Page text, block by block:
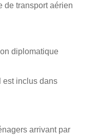
de transport aérien
diplomatique
est inclus dans
arrivant par